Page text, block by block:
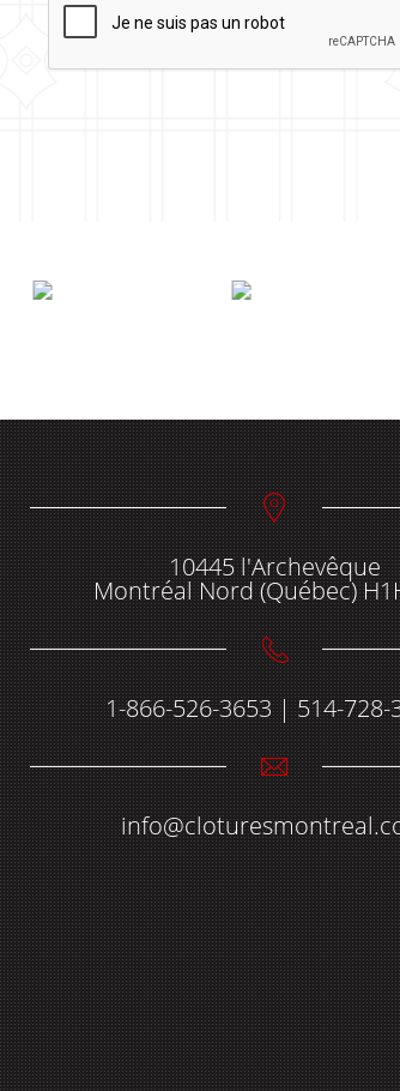
10445 l'Archevêque
Montréal Nord (Québec)
1-866-526-3653 | 514-728-